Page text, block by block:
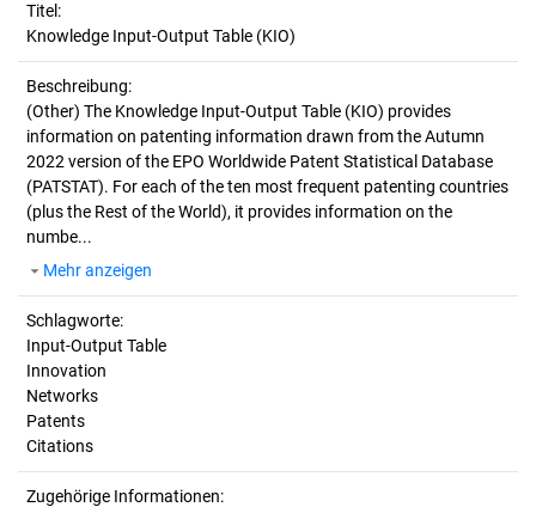
Titel:
Knowledge Input-Output Table (KIO)
Beschreibung:
(Other) The Knowledge Input-Output Table (KIO) provides
information on patenting information drawn from the Autumn
2022 version of the EPO Worldwide Patent Statistical Database
(PATSTAT). For each of the ten most frequent patenting countries
(plus the Rest of the World), it provides information on the
numbe...
Mehr anzeigen
Schlagworte:
Input-Output Table
Innovation
Networks
Patents
Citations
Zugehörige Informationen: